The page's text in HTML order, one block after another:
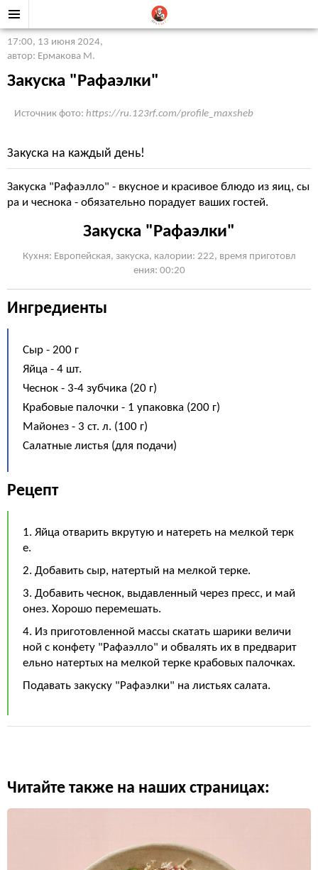
17:00, 13 июня 2024,
автор: Ермакова М.
Закуска "Рафаэлки"
Источник фото: https://ru.123rf.com/profile_maxsheb
Закуска на каждый день!
Закуска "Рафаэлло" - вкусное и красивое блюдо из яиц, сы
ра и чеснока - обязательно порадует ваших гостей.
Закуска "Рафаэлки"
Кухня: Европейская, закуска, калории: 222, время приготовл
ения: 00:20
Ингредиенты
Сыр - 200 г
Яйца - 4 шт.
Чеснок - 3-4 зубчика (20 г)
Крабовые палочки - 1 упаковка (200 г)
Майонез - 3 ст. л. (100 г)
Салатные листья (для подачи)
Рецепт
1. Яйца отварить вкрутую и натереть на мелкой терк
е.
2. Добавить сыр, натертый на мелкой терке.
3. Добавить чеснок, выдавленный через пресс, и май
онез. Хорошо перемешать.
4. Из приготовленной массы скатать шарики величи
ной с конфету "Рафаэлло" и обвалять их в предварит
ельно натертых на мелкой терке крабовых палочках.
Подавать закуску "Рафаэлки" на листьях салата.
Читайте также на наших страницах: